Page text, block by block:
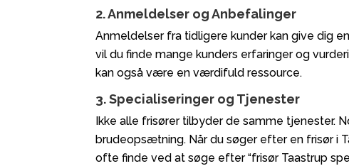
2. Anmeldelser og Anbefalinger
Anmeldelser fra tidligere kunder kan give dig
vil du finde mange kunders erfaringer og
kan også være en værdifuld ressource.
3. Specialiseringer og Tjenester
Ikke alle frisører tilbyder de samme tjenester.
brudeopsætning. Når du søger efter en frisør i
ofte finde ved at søge efter “frisør Taastrup